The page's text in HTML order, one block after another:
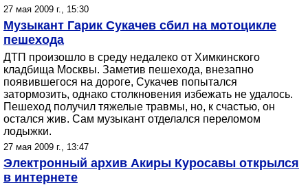
27 мая 2009 г., 15:30
Музыкант Гарик Сукачев сбил на мотоцикле
пешехода
ДТП произошло в среду недалеко от Химкинского
кладбища Москвы. Заметив пешехода, внезапно
появившегося на дороге, Сукачев попытался
затормозить, однако столкновения избежать не удалось.
Пешеход получил тяжелые травмы, но, к счастью, он
остался жив. Сам музыкант отделался переломом
лодыжки.
27 мая 2009 г., 13:47
Электронный архив Акиры Куросавы открылся
в интернете